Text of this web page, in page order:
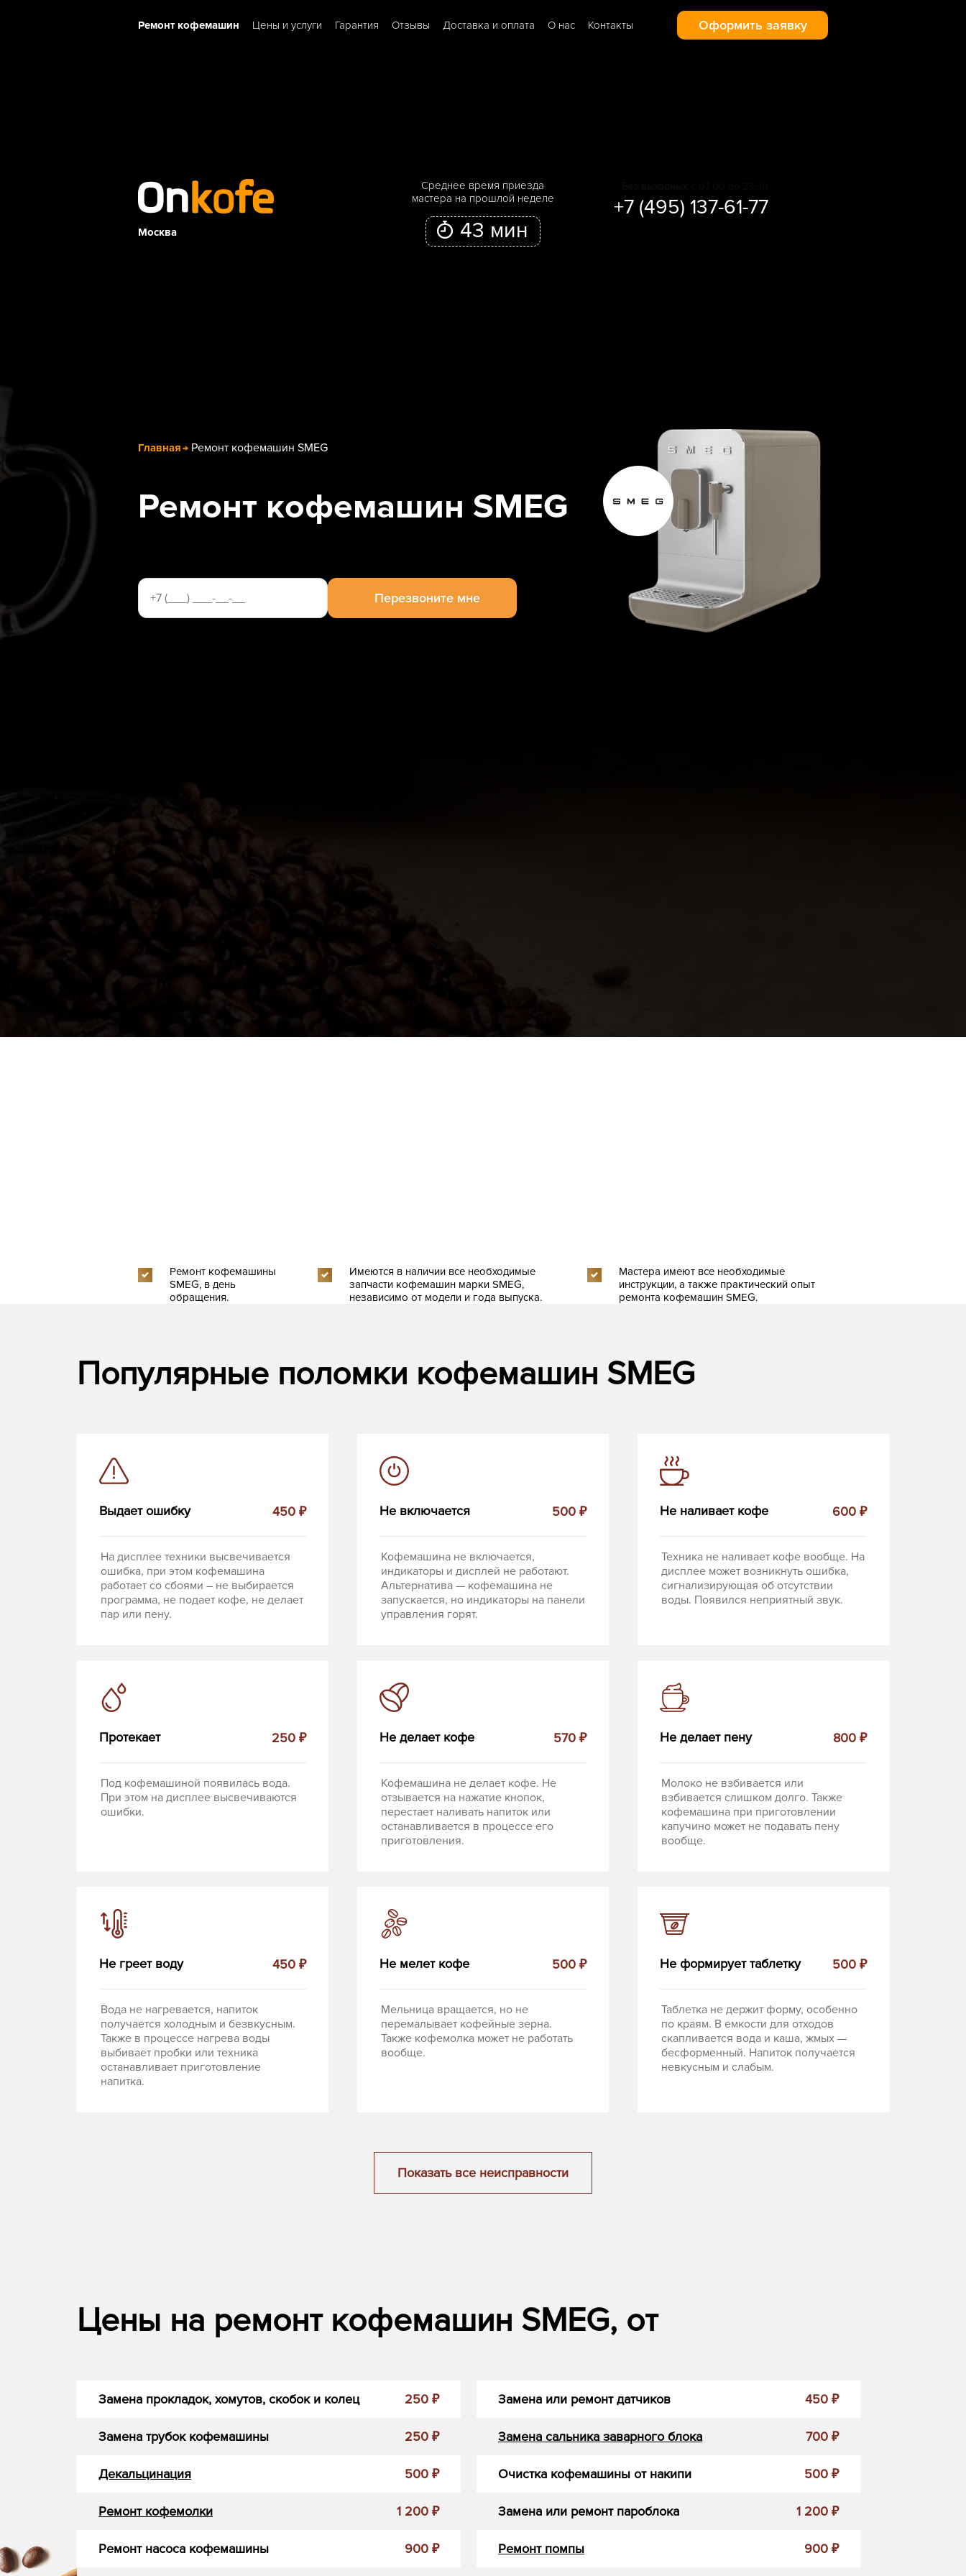
Ремонт кофемашин Цены и услуги Гарантия Отзывы Доставка и оплата О нас Контакты Оформить заявку
Москва
Cреднее время приезда
мастера на прошлой неделе
43 мин
+7 (495) 137-61-77
Главная Ремонт кофемашин SMEG
Ремонт кофемашин SMEG
Ремонт кофемашины
SMEG, в день
обращения.
Имеются в наличии все необходимые
запчасти кофемашин марки SMEG,
независимо от модели и года выпуска.
Мастера имеют все необходимые
инструкции, а также практический опыт
ремонта кофемашин SMEG.
Популярные поломки кофемашин SMEG
Выдает ошибку 450 ₽
На дисплее техники высвечивается
ошибка, при этом кофемашина
работает со сбоями – не выбирается
программа, не подает кофе, не делает
пар или пену.
Не включается 500 ₽
Кофемашина не включается,
индикаторы и дисплей не работают.
Альтернатива — кофемашина не
запускается, но индикаторы на панели
управления горят.
Не наливает кофе 600 ₽
Техника не наливает кофе вообще. На
дисплее может возникнуть ошибка,
сигнализирующая об отсутствии
воды. Появился неприятный звук.
Протекает 250 ₽
Под кофемашиной появилась вода.
При этом на дисплее высвечиваются
ошибки.
Не делает кофе 570 ₽
Кофемашина не делает кофе. Не
отзывается на нажатие кнопок,
перестает наливать напиток или
останавливается в процессе его
приготовления.
Не делает пену 800 ₽
Молоко не взбивается или
взбивается слишком долго. Также
кофемашина при приготовлении
капучино может не подавать пену
вообще.
Не греет воду 450 ₽
Вода не нагревается, напиток
получается холодным и безвкусным.
Также в процессе нагрева воды
выбивает пробки или техника
останавливает приготовление
напитка.
Не мелет кофе 500 ₽
Мельница вращается, но не
перемалывает кофейные зерна.
Также кофемолка может не работать
вообще.
Не формирует таблетку 500 ₽
Таблетка не держит форму, особенно
по краям. В емкости для отходов
скапливается вода и каша, жмых —
бесформенный. Напиток получается
невкусным и слабым.
Показать все неисправности
Цены на ремонт кофемашин SMEG, от
Замена прокладок, хомутов, скобок и колец 250 ₽ Замена или ремонт датчиков 450 ₽
Замена трубок кофемашины 250 ₽ Замена сальника заварного блока 700 ₽
Декальцинация 500 ₽ Очистка кофемашины от накипи 500 ₽
Ремонт кофемолки 1 200 ₽ Замена или ремонт пароблока 1 200 ₽
Ремонт насоса кофемашины 900 ₽ Ремонт помпы 900 ₽